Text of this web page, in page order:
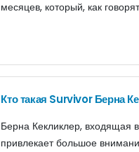
месяцев, который, как
Кто такая Survivor Берна
Берна Кекликлер, входящая
привлекает большое